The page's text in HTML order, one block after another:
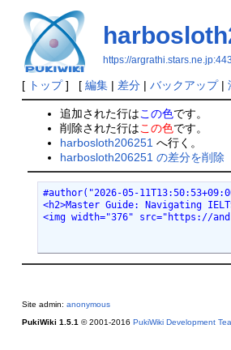
https://
[ トップ] [ 編集| 差分| バックアップ|
追加された行はこの色です。
削除された行はこの色です。
harbosloth206251 へ行く。
harbosloth206251 の差分を削除
#author("2026-05-
<h2>Master Guide: Navigating
<img width="376" src="https://
Site admin: anonymous
PukiWiki 1.5.1 © 2001-2016 PukiWiki Development